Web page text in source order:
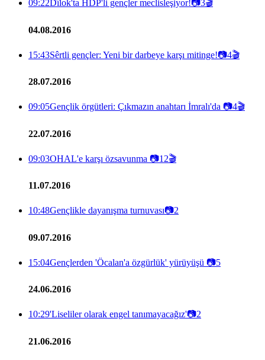
09:22Dîlok'ta HDP'li gençler meclisleşiyor!📷3🎬
04.08.2016
15:43Sêrtli gençler: Yeni bir darbeye karşı mitinge!📷4🎬
28.07.2016
09:05Gençlik örgütleri: Çıkmazın anahtarı İmralı'da 📷4🎬
22.07.2016
09:03OHAL'e karşı özsavunma 📷12🎬
11.07.2016
10:48Gençlikle dayanışma turnuvası📷2
09.07.2016
15:04Gençlerden 'Öcalan'a özgürlük' yürüyüşü 📷5
24.06.2016
10:29'Liseliler olarak engel tanımayacağız'📷2
21.06.2016